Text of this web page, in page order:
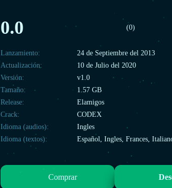
0.0 (0)
Lanzamiento:
24 de Septiembre del 2013
Actualización:
10 de Julio del 2020
Versión:
v1.0
Tamaño:
1.57 GB
Release:
Elamigos
Crack:
CODEX
Idioma (audios):
Ingles
Idioma (textos):
Español, Ingles, Frances,
Comprar